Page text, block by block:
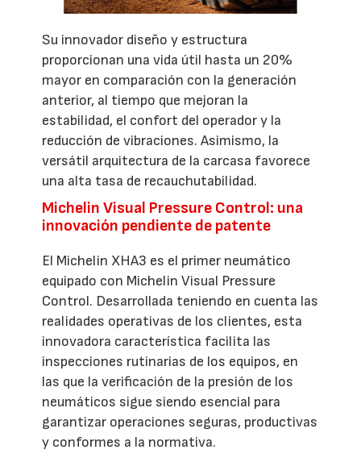
Su innovador diseño y estructura
proporcionan una vida útil hasta un 20%
mayor en comparación con la generación
anterior, al tiempo que mejoran la
estabilidad, el confort del operador y la
reducción de vibraciones. Asimismo, la
versátil arquitectura de la carcasa favorece
una alta tasa de recauchutabilidad.
Michelin Visual Pressure Control: una
innovación pendiente de patente
El Michelin XHA3 es el primer neumático
equipado con Michelin Visual Pressure
Control. Desarrollada teniendo en cuenta las
realidades operativas de los clientes, esta
innovadora característica facilita las
inspecciones rutinarias de los equipos, en
las que la verificación de la presión de los
neumáticos sigue siendo esencial para
garantizar operaciones seguras, productivas
y conformes a la normativa.